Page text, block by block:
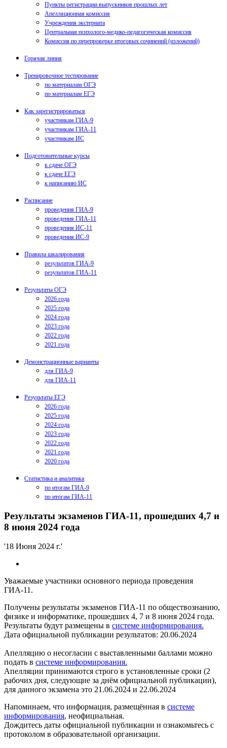
Пункты регистрации выпускников прошлых лет
Апелляционная комиссия
Учреждения экстерната
Центральная психолого-медико-педагогическая комиссия
Комиссия по перепроверке итоговых сочинений (изложений)
Горячая линия
Тренировочное тестирование
по материалам ОГЭ
по материалам ЕГЭ
Как зарегистрироваться
участникам ГИА-9
участникам ГИА-11
участникам ИС
Подготовительные курсы
к сдаче ОГЭ
к сдаче ЕГЭ
к написанию ИС
Расписание
проведения ГИА-9
проведения ГИА-11
проведения ИС-11
проведения ИС-9
Правила шкалирования
результатов ГИА-9
результатов ГИА-11
Результаты ОГЭ
2026 года
2025 года
2024 года
2023 года
2022 года
2021 года
Демонстрационные варианты
для ГИА-9
для ГИА-11
Результаты ЕГЭ
2026 года
2025 года
2024 года
2023 года
2022 года
2021 года
2020 года
Статистика и аналитика
по итогам ГИА-9
по итогам ГИА-11
Результаты экзаменов ГИА-11, прошедших 4,7 и
8 июня 2024 года
'18 Июня 2024 г.'
Уважаемые участники основного периода проведения
ГИА-11.
Получены результаты экзаменов ГИА-11 по обществознанию,
физике и информатике, прошедших 4, 7 и 8 июня 2024 года.
Результаты будут размещены в системе информирования.
Дата официальной публикации результатов: 20.06.2024
Апелляцию о несогласии с выставленными баллами можно
подать в системе информирования.
Апелляции принимаются строго в установленные сроки (2
рабочих дня, следующие за днём официальной публикации),
для данного экзамена это 21.06.2024 и 22.06.2024
Напоминаем, что информация, размещённая в системе
информирования, неофициальная.
Дождитесь даты официальной публикации и ознакомьтесь с
протоколом в образовательной организации.